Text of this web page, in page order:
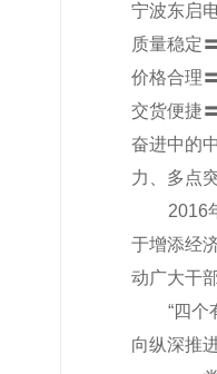
宁波东启
质量稳定
价格合理
交货便捷
奋进中的
力、多点
2016
于增添经
动广大干
“四个有
向纵深推